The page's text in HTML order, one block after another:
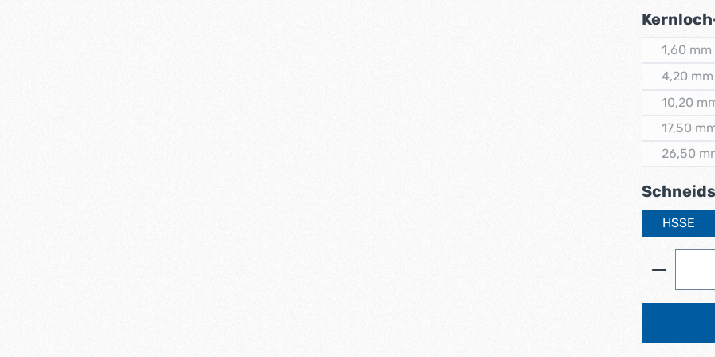
1,60 mm
4,20 mm
10,20
17,50
26,50
HSSE